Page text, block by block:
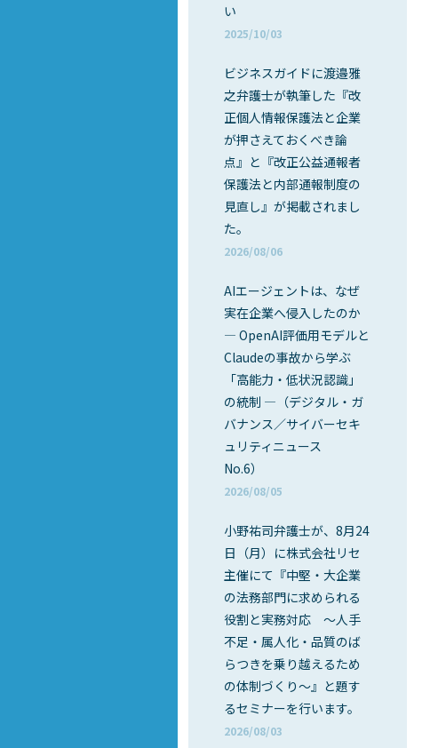
い
2025/10/03
ビジネスガイドに渡邉雅
之弁護士が執筆した『改
正個人情報保護法と企業
が押さえておくべき論
点』と『改正公益通報者
保護法と内部通報制度の
見直し』が掲載されまし
た。
2026/08/06
AIエージェントは、なぜ
実在企業へ侵入したのか
― OpenAI評価用モデルと
Claudeの事故から学ぶ
「高能力・低状況認識」
の統制 ―（デジタル・ガ
バナンス／サイバーセキ
ュリティニュース
No.6）
2026/08/05
小野祐司弁護士が、8月24
日（月）に株式会社リセ
主催にて『中堅・大企業
の法務部門に求められる
役割と実務対応 ～人手
不足・属人化・品質のば
らつきを乗り越えるため
の体制づくり～』と題す
るセミナーを行います。
2026/08/03